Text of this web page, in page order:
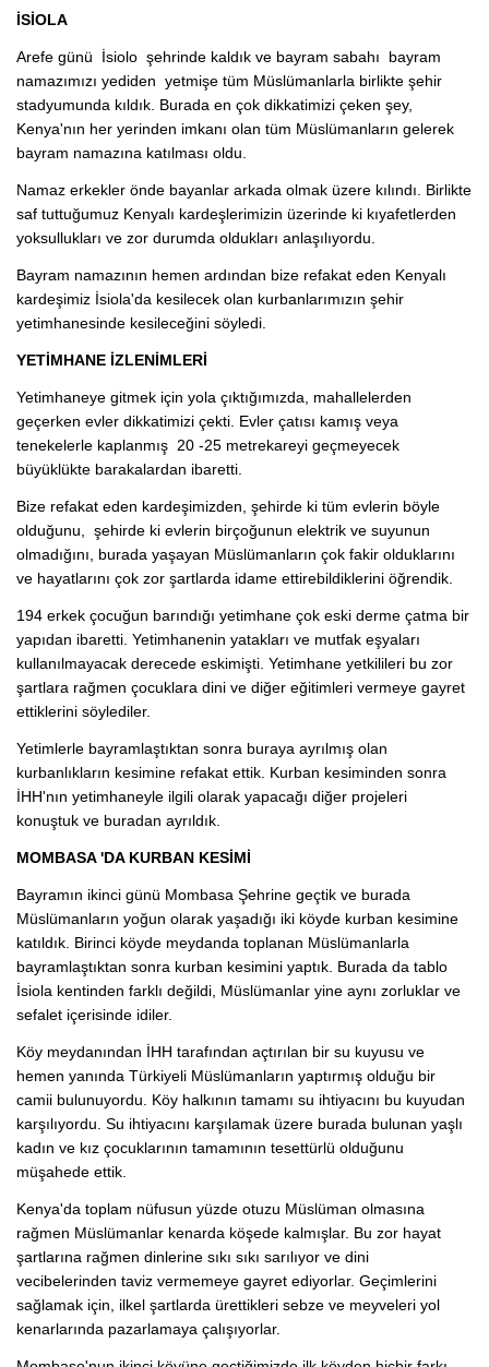
İSİOLA
Arefe günü İsiolo şehrinde kaldık ve bayram sabahı bayram
namazımızı yediden yetmişe tüm Müslümanlarla birlikte şehir
stadyumunda kıldık. Burada en çok dikkatimizi çeken şey,
Kenya'nın her yerinden imkanı olan tüm Müslümanların gelerek
bayram namazına katılması oldu.
Namaz erkekler önde bayanlar arkada olmak üzere kılındı. Birlikte
saf tuttuğumuz Kenyalı kardeşlerimizin üzerinde ki kıyafetlerden
yoksullukları ve zor durumda oldukları anlaşılıyordu.
Bayram namazının hemen ardından bize refakat eden Kenyalı
kardeşimiz İsiola'da kesilecek olan kurbanlarımızın şehir
yetimhanesinde kesileceğini söyledi.
YETİMHANE İZLENİMLERİ
Yetimhaneye gitmek için yola çıktığımızda, mahallelerden
geçerken evler dikkatimizi çekti. Evler çatısı kamış veya
tenekelerle kaplanmış 20 -25 metrekareyi geçmeyecek
büyüklükte barakalardan ibaretti.
Bize refakat eden kardeşimizden, şehirde ki tüm evlerin böyle
olduğunu, şehirde ki evlerin birçoğunun elektrik ve suyunun
olmadığını, burada yaşayan Müslümanların çok fakir olduklarını
ve hayatlarını çok zor şartlarda idame ettirebildiklerini öğrendik.
194 erkek çocuğun barındığı yetimhane çok eski derme çatma bir
yapıdan ibaretti. Yetimhanenin yatakları ve mutfak eşyaları
kullanılmayacak derecede eskimişti. Yetimhane yetkilileri bu zor
şartlara rağmen çocuklara dini ve diğer eğitimleri vermeye gayret
ettiklerini söylediler.
Yetimlerle bayramlaştıktan sonra buraya ayrılmış olan
kurbanlıkların kesimine refakat ettik. Kurban kesiminden sonra
İHH'nın yetimhaneyle ilgili olarak yapacağı diğer projeleri
konuştuk ve buradan ayrıldık.
MOMBASA 'DA KURBAN KESİMİ
Bayramın ikinci günü Mombasa Şehrine geçtik ve burada
Müslümanların yoğun olarak yaşadığı iki köyde kurban kesimine
katıldık. Birinci köyde meydanda toplanan Müslümanlarla
bayramlaştıktan sonra kurban kesimini yaptık. Burada da tablo
İsiola kentinden farklı değildi, Müslümanlar yine aynı zorluklar ve
sefalet içerisinde idiler.
Köy meydanından İHH tarafından açtırılan bir su kuyusu ve
hemen yanında Türkiyeli Müslümanların yaptırmış olduğu bir
camii bulunuyordu. Köy halkının tamamı su ihtiyacını bu kuyudan
karşılıyordu. Su ihtiyacını karşılamak üzere burada bulunan yaşlı
kadın ve kız çocuklarının tamamının tesettürlü olduğunu
müşahede ettik.
Kenya'da toplam nüfusun yüzde otuzu Müslüman olmasına
rağmen Müslümanlar kenarda köşede kalmışlar. Bu zor hayat
şartlarına rağmen dinlerine sıkı sıkı sarılıyor ve dini
vecibelerinden taviz vermemeye gayret ediyorlar. Geçimlerini
sağlamak için, ilkel şartlarda ürettikleri sebze ve meyveleri yol
kenarlarında pazarlamaya çalışıyorlar.